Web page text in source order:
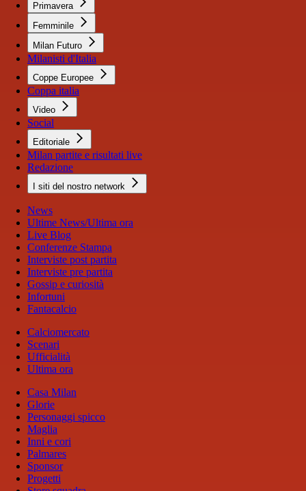
Primavera
Femminile
Milan Futuro
Milanisti d'Italia
Coppe Europee
Coppa italia
Video
Social
Editoriale
Milan partite e risultati live
Redazione
I siti del nostro network
News
Ultime News/Ultima ora
Live Blog
Conferenze Stampa
Interviste post partita
Interviste pre partita
Gossip e curiosità
Infortuni
Fantacalcio
Calciomercato
Scenari
Ufficialità
Ultima ora
Casa Milan
Glorie
Personaggi spicco
Maglia
Inni e cori
Palmares
Sponsor
Progetti